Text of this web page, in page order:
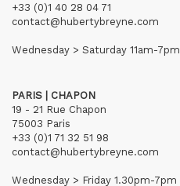
+33 (0)1 40 28 04 71
contact@hubertybreyne.com
Wednesday > Saturday 11am-7pm
PARIS | CHAPON
19 - 21 Rue Chapon
75003 Paris
+33 (0)1 71 32 51 98
contact@hubertybreyne.com
Wednesday > Friday 1.30pm-7pm